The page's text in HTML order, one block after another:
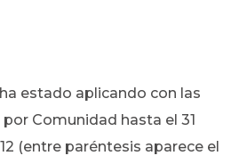
estado aplicando con las
Comunidad hasta el 31
(entre paréntesis aparece el